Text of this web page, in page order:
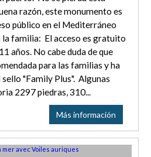
razón, este monumento es
público en el Mediterráneo
la familia: El acceso es gratuito
años. No cabe duda de que
para las familias y ha
"Family Plus". Algunas
2297 piedras, 310...
Más información